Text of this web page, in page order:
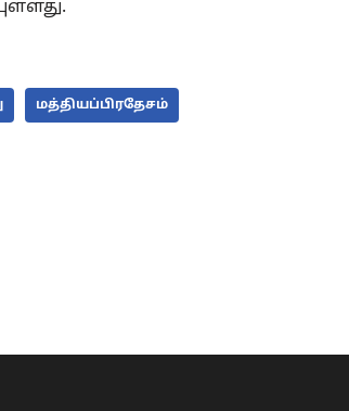
மத்தியப்பிரதேசம்